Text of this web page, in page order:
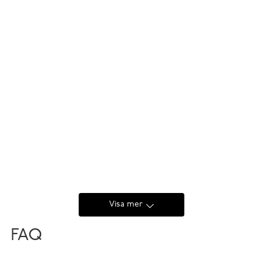
Visa mer
FAQ